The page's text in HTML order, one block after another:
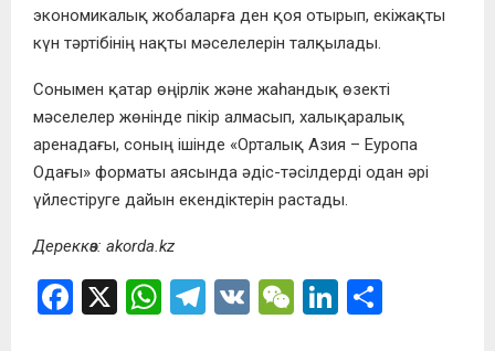
экономикалық жобаларға ден қоя отырып, екіжақты
күн тәртібінің нақты мәселелерін талқылады.
Сонымен қатар өңірлік және жаһандық өзекті
мәселелер жөнінде пікір алмасып, халықаралық
аренадағы, соның ішінде «Орталық Азия – Еуропа
Одағы» форматы аясында әдіс-тәсілдерді одан әрі
үйлестіруге дайын екендіктерін растады.
Дереккөз: akorda.kz
F
X
W
T
V
W
Li